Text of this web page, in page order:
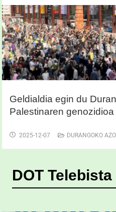
Geldialdia egin du
Palestinaren
2025-12-07 DURANGOKO
DOT Telebista